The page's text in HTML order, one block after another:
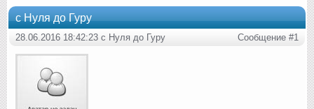
с Нуля до Гуру
28.06.2016 18:42:23 с Нуля до Гуру Сообщение #1